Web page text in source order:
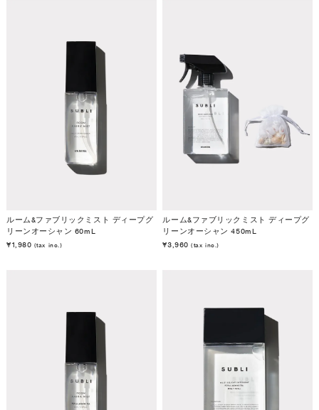
ルーム&ファブリックミスト ディープグ
リーンオーシャン 60mL
¥1,980 (tax inc.)
ルーム&ファブリックミスト ディープグ
リーンオーシャン 450mL
¥3,960 (tax inc.)